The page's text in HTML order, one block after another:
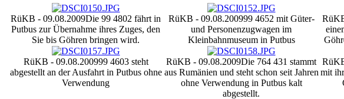
RüKB - 09.08.2009Die 99 4802 fährt in
Putbus zur Übernahme ihres Zuges, den
Sie bis Göhren bringen wird.
RüKB - 09.08.200999 4652 mit Güter-
und Personenzugwagen im
Kleinbahnmuseum in Putbus
RüKB - 09.08.200999 4603 steht
abgestellt an der Ausfahrt in Putbus ohne
Verwendung
RüKB - 09.08.2009Die 764 431 stammt
aus Rumänien und steht schon seit Jahren
ohne Verwendung in Putbus kalt
abgestellt.
mit